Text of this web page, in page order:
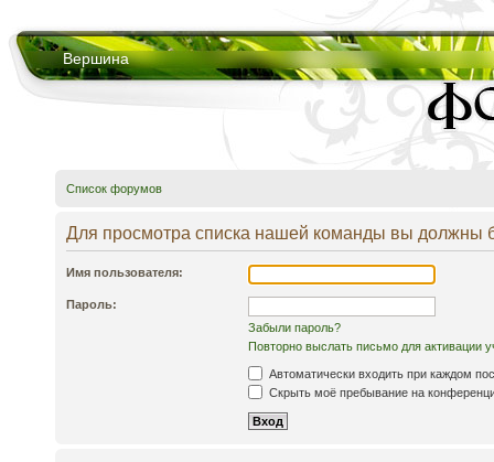
Вершина
Список форумов
Для просмотра списка нашей команды вы должны
Имя пользователя:
Пароль:
Забыли пароль?
Повторно выслать письмо для активации
Автоматически входить при каждом
Скрыть моё пребывание на